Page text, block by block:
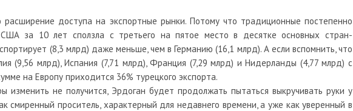
доступа на экспортные рынки. Потому что традиционные постепенно
США за 10 лет сползла с третьего на пятое место в десятке основных стран-
(8,3 млрд) даже меньше, чем в Германию (16,1 млрд). А если вспомнить, что
(9,56 млрд), Испания (7,71 млрд), Франция (7,29 млрд) и Нидерланды (4,77 млрд) с
на Европу приходится 36% турецкого экспорта.
изменить не получится, Эрдоган будет продолжать пытаться выкручивать руки у
смиренный проситель, характерный для недавнего времени, а уже как уверенный в